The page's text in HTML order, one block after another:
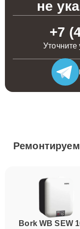
не
+7
Bork WB SEW